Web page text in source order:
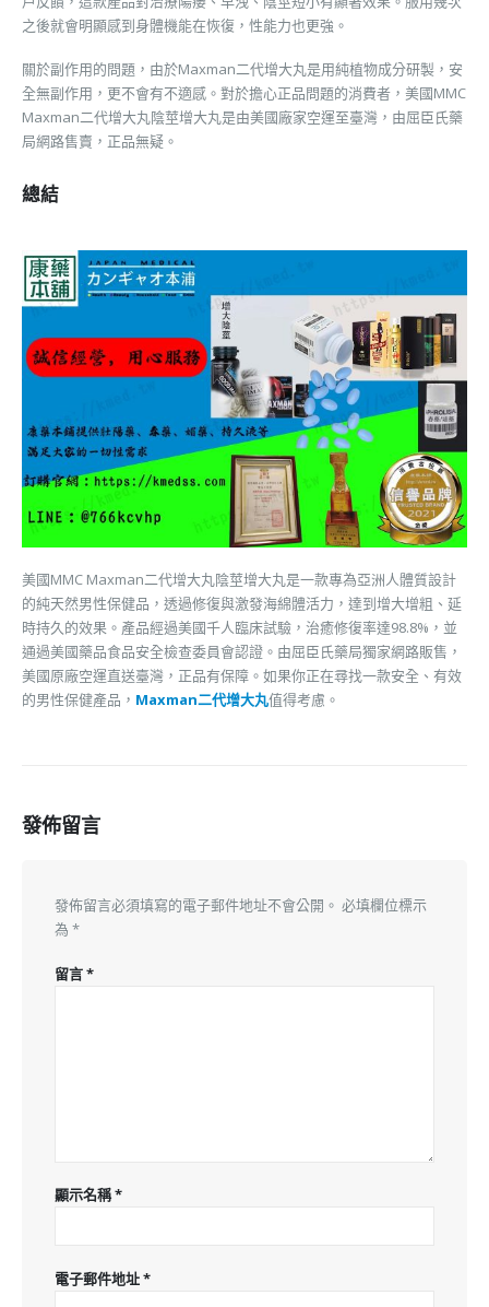
之後就會明顯感到身體機能在恢復，性能力也更強。
關於副作用的問題，由於Maxman二代增大丸是用純植物成分研製，安
全無副作用，更不會有不適感。對於擔心正品問題的消費者，美國MMC
Maxman二代增大丸陰莖增大丸是由美國廠家空運至臺灣，由屈臣氏藥
局網路售賣，正品無疑。
總結
美國MMC Maxman二代增大丸陰莖增大丸是一款專為亞洲人體質設計
的純天然男性保健品，透過修復與激發海綿體活力，達到增大增粗、延
時持久的效果。產品經過美國千人臨床試驗，治癒修復率達98.8%，並
通過美國藥品食品安全檢查委員會認證。由屈臣氏藥局獨家網路販售，
美國原廠空運直送臺灣，正品有保障。如果你正在尋找一款安全、有效
的男性保健產品， Maxman二代增大丸值得考慮。
發佈留言
發佈留言必須填寫的電子郵件地址不會公開。 必填欄位標示
為 *
留言*
顯示名稱*
電子郵件地址*